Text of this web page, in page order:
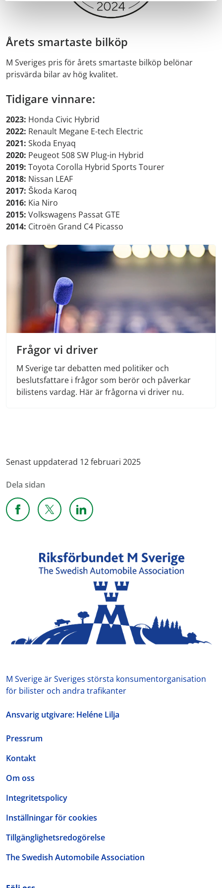
Årets smartaste bilköp
M Sveriges pris för årets smartaste bilköp belönar
prisvärda bilar av hög kvalitet.
Tidigare vinnare:
2023: Honda Civic Hybrid
2022: Renault Megane E-tech Electric
2021: Skoda Enyaq
2020: Peugeot 508 SW Plug-in Hybrid
2019: Toyota Corolla Hybrid Sports Tourer
2018: Nissan LEAF
2017: Škoda Karoq
2016: Kia Niro
2015: Volkswagens Passat GTE
2014: Citroën Grand C4 Picasso
Frågor vi driver
M Sverige tar debatten med politiker och
beslutsfattare i frågor som berör och påverkar
bilistens vardag. Här är frågorna vi driver nu.
Senast uppdaterad 12 februari 2025
Dela sidan
Dela sidan på Facebook
Dela sidan på XDela sidan på Linkedin
M Sverige är Sveriges största konsumentorganisation
för bilister och andra trafikanter
Ansvarig utgivare: Heléne Lilja
Pressrum
Kontakt
Om oss
Integritetspolicy
Inställningar för cookies
Tillgänglighetsredogörelse
The Swedish Automobile Association